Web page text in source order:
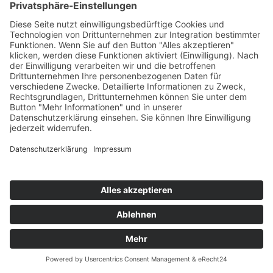
Kontakt Impressum
Datenschutz
Datenschutz für Social Media
Login
Vorstand-Intern
@ Kreis-Chorverband Worms 2022